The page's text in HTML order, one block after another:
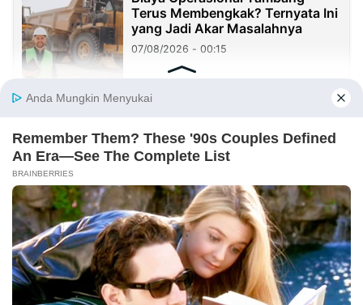
Terus Membengkak? Ternyata Ini
yang Jadi Akar Masalahnya
07/08/2026 - 00:15
PENDIDIKAN
Kelola Lahan Pesantren di
Martapura
07/08/2026 - 22:01
Ketua MPK Labschool Ciracas